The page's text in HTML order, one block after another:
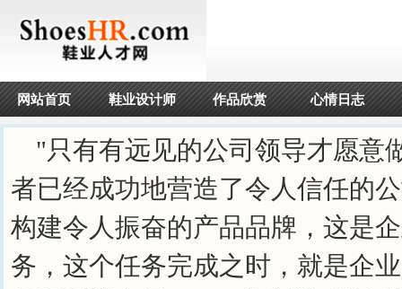
网站首页 鞋业设计师 作品欣赏 心情日志
"只有有远见的公司领导才愿意
者已经成功地营造了令人信任的
构建令人振奋的产品品牌，这是
务，这个任务完成之时，就是企